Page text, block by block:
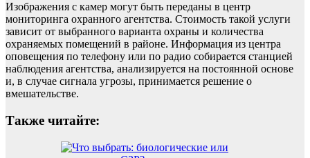
Изображения с камер могут быть переданы в центр
мониторинга охранного агентства. Стоимость такой услуги
зависит от выбранного варианта охраны и количества
охраняемых помещений в районе. Информация из центра
оповещения по телефону или по радио собирается станцией
наблюдения агентства, анализируется на постоянной основе
и, в случае сигнала угрозы, принимается решение о
вмешательстве.
Также читайте: